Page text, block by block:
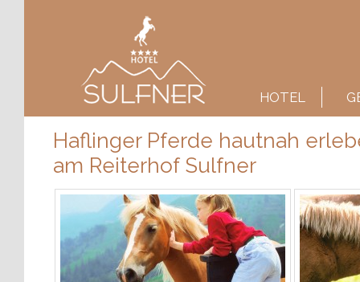
SKIP TO PRIMARY CONTENT
SKIP TO SECONDARY CONTENT
HOTEL
Haflinger Pferde hautnah
am Reiterhof Sulfner